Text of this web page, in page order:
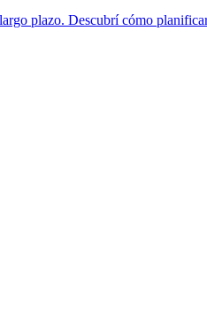
plazo. Descubrí cómo